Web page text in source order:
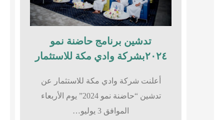
تدشين برنامج حاضنة نمو
٢٠٢٤بشركة وادي مكة للاستثمار
أعلنت شركة وادي مكة للاستثمار عن
تدشين “حاضنة نمو 2024” يوم الأربعاء
الموافق 3 يوليو…